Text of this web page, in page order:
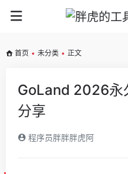
首页 • 未分类 • 正文
GoLand 2026永
分享
程序员胖胖胖虎阿